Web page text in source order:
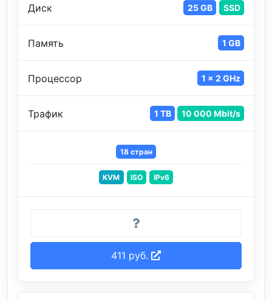
Диск 25 GB SSD
Память 1 GB
Процессор 1 x 2 GHz
Трафик 1 TB 10 000 Mbit/s
18 стран
KVM ISO IPv6
411 руб.